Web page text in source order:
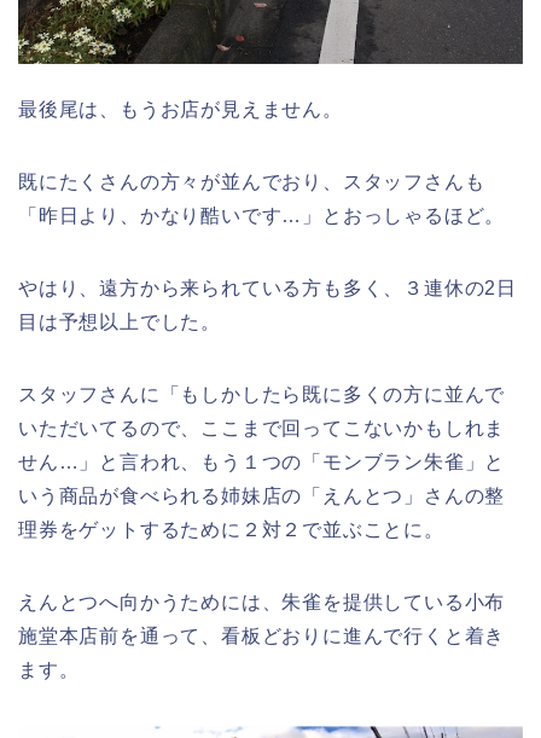
最後尾は、もうお店が見えません。
既にたくさんの方々が並んでおり、スタッフさんも
「昨日より、かなり酷いです…」とおっしゃるほど。
やはり、遠方から来られている方も多く、３連休の2日
目は予想以上でした。
スタッフさんに「もしかしたら既に多くの方に並んで
いただいてるので、ここまで回ってこないかもしれま
せん…」と言われ、もう１つの「モンブラン朱雀」と
いう商品が食べられる姉妹店の「えんとつ」さんの整
理券をゲットするために２対２で並ぶことに。
えんとつへ向かうためには、朱雀を提供している小布
施堂本店前を通って、看板どおりに進んで行くと着き
ます。